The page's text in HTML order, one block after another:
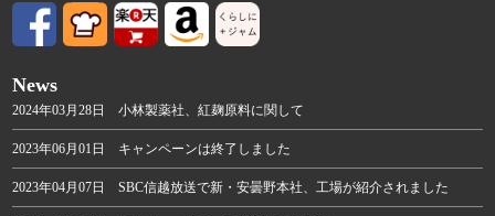
News
2024年03月28日 小林製薬社、紅麹原料に関して
2023年06月01日 キャンペーンは終了しました
2023年04月07日 SBC信越放送で新・安曇野本社、工場が紹介されました